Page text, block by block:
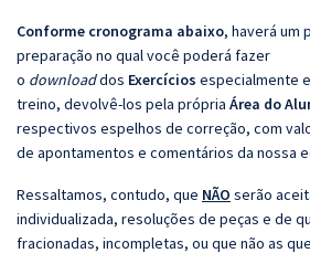
Conforme cronograma abaixo, haverá um
preparação no qual você poderá fazer
o downloaddos Exercícios especialmente
treino, devolvê-los pela própria Área do
respectivos espelhos de correção, com
de apontamentos e comentários da nossa
Ressaltamos, contudo, que NÃO serão
individualizada, resoluções de peças e de
fracionadas, incompletas, ou que não as